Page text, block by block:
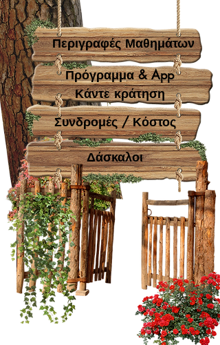
Συνδρομές / Κόστος
Πρόγραμμα & App
Κάντε κράτηση
Περιγραφές Μαθημάτων
Δάσκαλοι